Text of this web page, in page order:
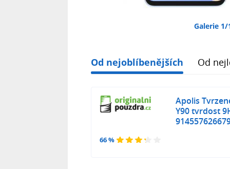
Galerie 1/
Od nejoblíbenějších Od
66 %
Apolis
Y90 tvrdost